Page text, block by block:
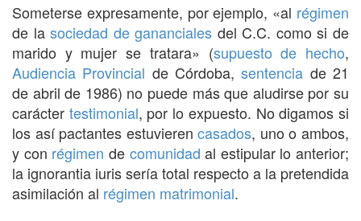
Someterse expresamente, por ejemplo, «al régimen
de lasociedad de gananciales del C.C. como si de
marido y mujer se tratara» (supuesto de hecho,
Audiencia Provincial de Córdoba,sentencia de 21
de abril de 1986) no puede más que aludirse por su
carácter testimonial, por lo expuesto. No digamos si
los así pactantes estuvierencasados, uno o ambos,
y con régimen de comunidad al estipular lo anterior;
la ignorantia iuris sería total respecto a la pretendida
asimilación al régimen matrimonial.